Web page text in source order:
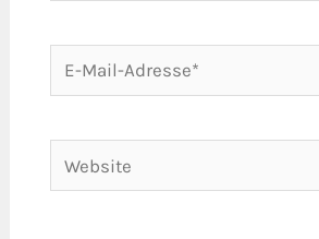
E-
Mail-
Website